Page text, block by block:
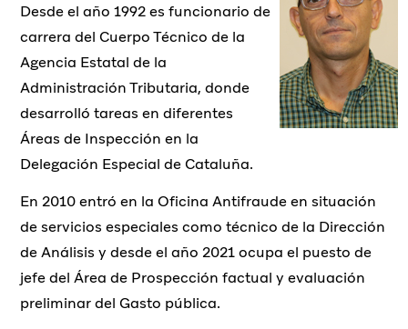
Desde el año 1992 es funcionario de
carrera del Cuerpo Técnico de la
Agencia Estatal de la
Administración Tributaria, donde
desarrolló tareas en diferentes
Áreas de Inspección en la
Delegación Especial de Cataluña.
En 2010 entró en la Oficina Antifraude en situación
de servicios especiales como técnico de la Dirección
de Análisis y desde el año 2021 ocupa el puesto de
jefe del Área de Prospección factual y evaluación
preliminar del Gasto pública.